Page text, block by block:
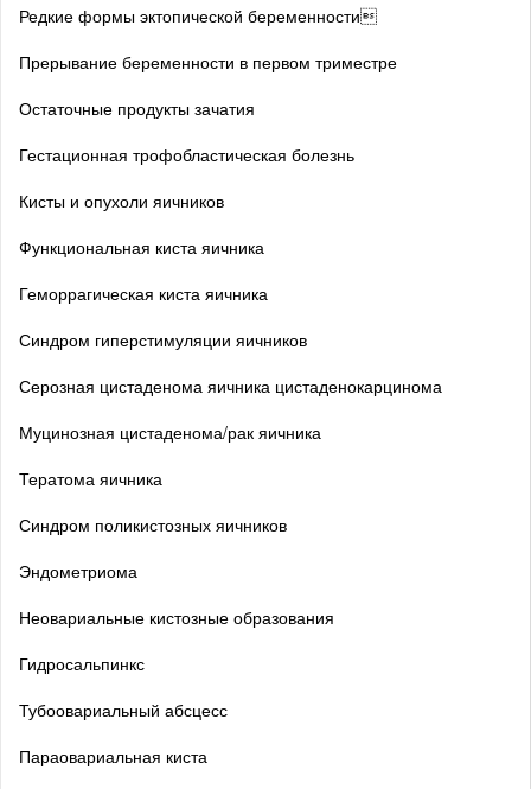
Редкие формы эктопической беременности
Прерывание беременности в первом триместре
Остаточные продукты зачатия
Гестационная трофобластическая болезнь
Кисты и опухоли яичников
Функциональная киста яичника
Геморрагическая киста яичника
Синдром гиперстимуляции яичников
Серозная цистаденома яичника цистаденокарцинома
Муцинозная цистаденома/рак яичника
Тератома яичника
Синдром поликистозных яичников
Эндометриома
Неовариальные кистозные образования
Гидросальпинкс
Тубоовариальный абсцесс
Параовариальная киста